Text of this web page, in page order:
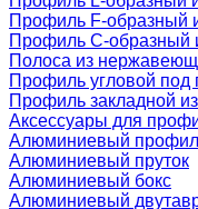
Профиль F-образный
Профиль C-образный
Полоса из
Профиль угловой под
Профиль закладной
Аксессуары для
Алюминиевый
Алюминиевый пруток
Алюминиевый бокс
Алюминиевый